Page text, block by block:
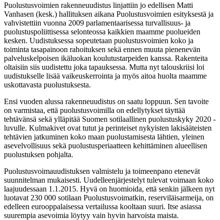
Puolustusvoimien rakenneuudistus linjattiin jo edellisen Matti
Vanhasen (kesk.) hallituksen aikana Puolustusvoimien esityksestä ja
vahvistettiin vuonna 2009 parlamentaarisessa turvallisuus- ja
puolustuspoliittisessa selonteossa kaikkien maamme puolueiden
kesken. Uudistuksessa sopeutetaan puolustusvoimien koko ja
toiminta tasapainoon rahoituksen sekä ennen muuta pienenevän
palveluskelpoisen ikäluokan koulutustarpeiden kanssa. Rakenteita
oltaisiin siis uudistettu joka tapauksessa. Mutta nyt talouskriisi loi
uudistukselle lisää vaikeuskerrointa ja myös aitoa huolta maamme
uskottavasta puolustuksesta.
Ensi vuoden alussa rakenneuudistus on saatu loppuun. Sen tavoite
on varmistaa, että puolustusvoimilla on edellytykset täyttää
tehtävänsä sekä ylläpitää Suomen sotilaallinen puolustuskyky 2020 -
luvulle. Kulmakivet ovat tutut ja perinteiset nykyisten lakisääteisten
tehtävien jatkuminen koko maan puolustamisesta lähtien, yleinen
asevelvollisuus sekä puolustusperiaatteen kehittäminen alueellisen
puolustuksen pohjalta.
Puolustusvoimauudistuksen valmistelu ja toimeenpano etenevät
suunnitelman mukaisesti. Uudelleenjärjestelyt tulevat voimaan koko
laajuudessaan 1.1.2015. Hyvä on huomioida, että senkin jälkeen nyt
luotavat 230 000 sotilaan Puolustusvoimatkin, reserviläisarmeija, on
edelleen eurooppalaisessa vertailussa kooltaan suuri. Itse asiassa
suurempia asevoimia löytyy vain hyvin harvoista maista.